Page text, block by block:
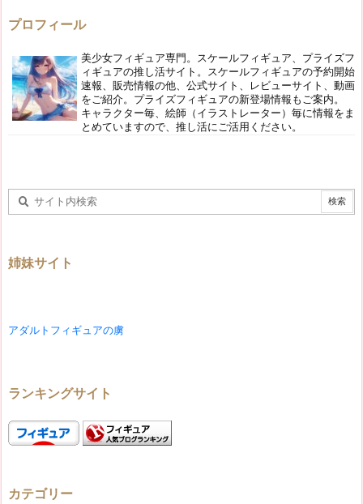
プロフィール
美少女フィギュア専門。スケールフィギュア、プライズフ
ィギュアの推し活サイト。スケールフィギュアの予約開始
速報、販売情報の他、公式サイト、レビューサイト、動画
をご紹介。プライズフィギュアの新登場情報もご案内。
キャラクター毎、絵師（イラストレーター）毎に情報をま
とめていますので、推し活にご活用ください。
姉妹サイト
アダルトフィギュアの虜
ランキングサイト
カテゴリー